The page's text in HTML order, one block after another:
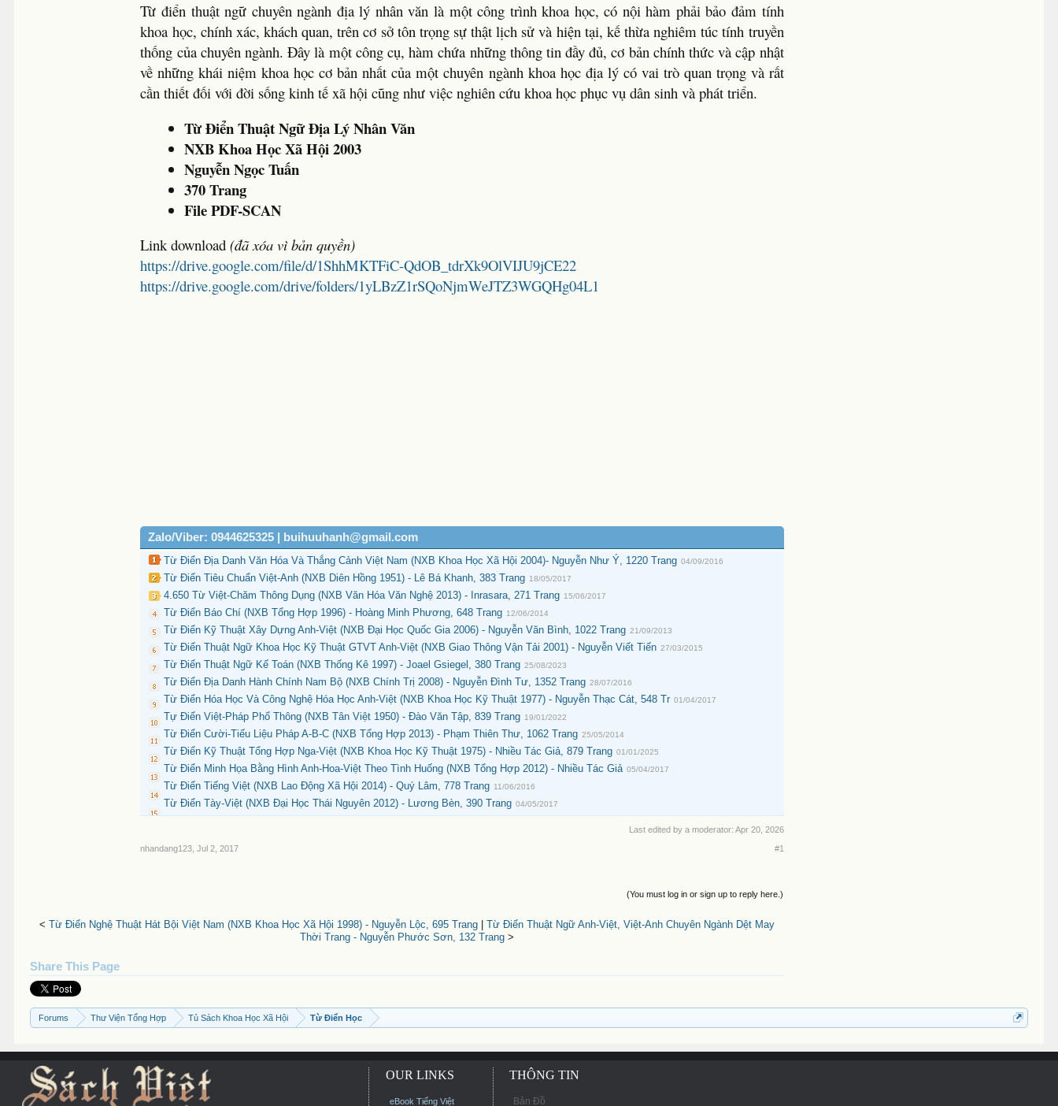
Từ điển thuật ngữ chuyên ngành địa lý nhân văn là một công trình khoa học, có nội hàm phải bảo đảm tính
khoa học, chính xác, khách quan, trên cơ sở tôn trọng sự thật lịch sử và hiện tại, kế thừa nghiêm túc tính truyền
thống của chuyên ngành. Đây là một công cụ, hàm chứa những thông tin đầy đủ, cơ bản chính thức và cập nhật
về những khái niệm khoa học cơ bản nhất của một chuyên ngành khoa học địa lý có vai trò quan trọng và rất
cần thiết đối với đời sống kinh tế xã hội cũng như việc nghiên cứu khoa học phục vụ dân sinh và phát triển.
Từ Điển Thuật Ngữ Địa Lý Nhân Văn
NXB Khoa Học Xã Hội 2003
Nguyễn Ngọc Tuấn
370 Trang
File PDF-SCAN
Link download(đã xóa vì bản quyền)
https://drive.google.com/file/d/1ShhMKTFiC-QdOB_tdrXk9OlVIJU9jCE22
https://drive.google.com/drive/folders/1yLBzZ1rSQoNjmWeJTZ3WGQHg04L1
Zalo/Viber: 0944625325 | buihuuhanh@gmail.com
Từ Điển Địa Danh Văn Hóa Và Thắng Cảnh Việt Nam (NXB Khoa Học Xã Hội 2004)- Nguyễn Như Ý, 1220 Trang 04/09/2016
Từ Điển Tiêu Chuẩn Việt-Anh (NXB Diên Hồng 1951) - Lê Bá Khanh, 383 Trang 18/05/2017
4.650 Từ Việt-Chăm Thông Dụng (NXB Văn Hóa Văn Nghệ 2013) - Inrasara, 271 Trang 15/06/2017
Từ Điển Báo Chí (NXB Tổng Hợp 1996) - Hoàng Minh Phương, 648 Trang 12/06/2014
Từ Điển Kỹ Thuật Xây Dựng Anh-Việt (NXB Đại Học Quốc Gia 2006) - Nguyễn Văn Bình, 1022 Trang 21/09/2013
Từ Điển Thuật Ngữ Khoa Học Kỹ Thuật GTVT Anh-Việt (NXB Giao Thông Vận Tải 2001) - Nguyễn Viết Tiến 27/03/2015
Từ Điển Thuật Ngữ Kế Toán (NXB Thống Kê 1997) - Joael Gsiegel, 380 Trang 25/08/2023
Từ Điển Địa Danh Hành Chính Nam Bộ (NXB Chính Trị 2008) - Nguyễn Đình Tư, 1352 Trang 28/07/2016
Từ Điển Hóa Học Và Công Nghệ Hóa Học Anh-Việt (NXB Khoa Học Kỹ Thuật 1977) - Nguyễn Thạc Cát, 548 Tr 01/04/2017
Tự Điển Việt-Pháp Phổ Thông (NXB Tân Việt 1950) - Đào Văn Tập, 839 Trang 19/01/2022
Từ Điển Cười-Tiếu Liệu Pháp A-B-C (NXB Tổng Hợp 2013) - Phạm Thiên Thư, 1062 Trang 25/05/2014
Từ Điển Kỹ Thuật Tổng Hợp Nga-Việt (NXB Khoa Học Kỹ Thuật 1975) - Nhiều Tác Giả, 879 Trang 01/01/2025
Từ Điển Minh Họa Bằng Hình Anh-Hoa-Việt Theo Tình Huống (NXB Tổng Hợp 2012) - Nhiều Tác Giả 05/04/2017
Từ Điển Tiếng Việt (NXB Lao Động Xã Hội 2014) - Quý Lâm, 778 Trang 11/06/2016
Từ Điển Tày-Việt (NXB Đại Học Thái Nguyên 2012) - Lương Bèn, 390 Trang 04/05/2017
Last edited by a moderator: Apr 20, 2026
nhandang123 Jul 2, 2017 #1
(You must log in or sign up to reply here.)
< Từ Điển Nghệ Thuật Hát Bội Việt Nam (NXB Khoa Học Xã Hội 1998) - Nguyễn Lộc, 695 Trang
Từ Điển Thuật Ngữ Anh-Việt, Việt-Anh Chuyên Ngành Dệt May
Thời Trang - Nguyễn Phước Sơn, 132 Trang >
Share This Page
Forums Thư Viện Tổng Hợp Tủ Sách Khoa Học Xã Hội Từ Điển Học
OUR LINKS
eBook Tiếng Việt
THÔNG TIN
Bản Đồ